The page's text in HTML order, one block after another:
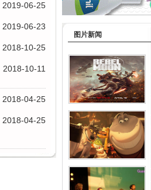
2019-06-25
2019-06-23
2018-10-25
2018-10-11
2018-04-25
2018-04-25
图片新闻